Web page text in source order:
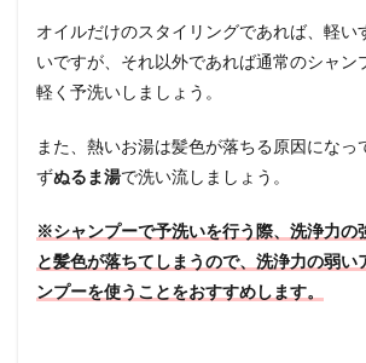
オイルだけのスタイリングであれば、軽い
いですが、それ以外であれば通常のシャン
軽く予洗いしましょう。
また、熱いお湯は髪色が落ちる原因になっ
ずぬるま湯で洗い流しましょう。
※シャンプーで予洗いを行う際、洗浄力の
と髪色が落ちてしまうので、洗浄力の弱い
ンプーを使うことをおすすめします。